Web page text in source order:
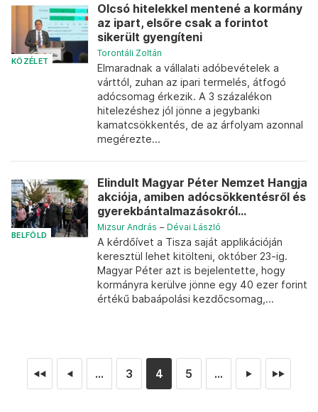
KÖZÉLET
Olcsó hitelekkel mentené a kormány
az ipart, elsőre csak a forintot
sikerült gyengíteni
Torontáli Zoltán
Elmaradnak a vállalati adóbevételek a
várttól, zuhan az ipari termelés, átfogó
adócsomag érkezik. A 3 százalékon
hitelezéshez jól jönne a jegybanki
kamatcsökkentés, de az árfolyam azonnal
megérezte...
BELFÖLD
Elindult Magyar Péter Nemzet Hangja
akciója, amiben adócsökkentésről és
gyerekbántalmazásokról...
Mizsur András – Dévai László
A kérdőívet a Tisza saját applikációján
keresztül lehet kitölteni, október 23-ig.
Magyar Péter azt is bejelentette, hogy
kormányra kerülve jönne egy 40 ezer forint
értékű babaápolási kezdőcsomag,...
◄◄ ◄ ... 3 4 5 ... ► ►►